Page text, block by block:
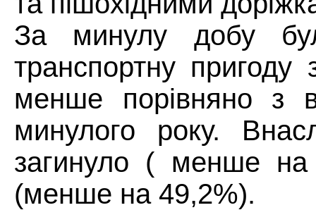
За минулу добу
транспортну пригоду
менше порівняно з
минулого року.
загинуло ( менше
(менше на 49,2%).